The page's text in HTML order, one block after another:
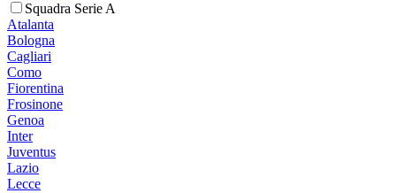
Squadra Serie A
Atalanta
Bologna
Cagliari
Como
Fiorentina
Frosinone
Genoa
Inter
Juventus
Lazio
Lecce